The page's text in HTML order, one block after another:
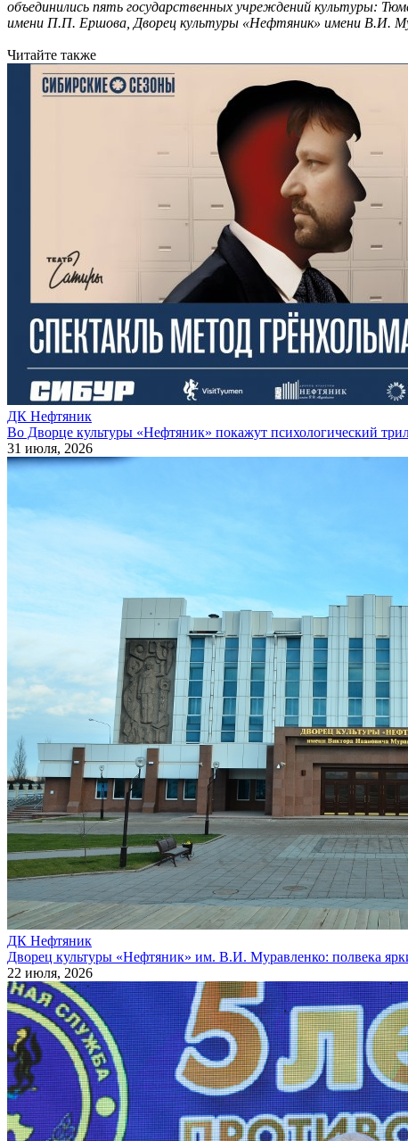
объединились пять государственных учреждений культуры:
имени П.П. Ершова, Дворец культуры «Нефтяник» имени В.И.
Читайте также
ДК Нефтяник
Во Дворце культуры «Нефтяник» покажут психологический
31 июля, 2026
ДК Нефтяник
Дворец культуры «Нефтяник» им. В.И. Муравленко: полвека
22 июля, 2026